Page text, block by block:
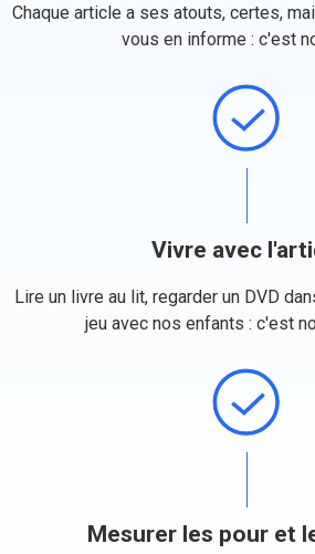
Chaque article a ses atouts, certes,
vous en informe : c'est
Vivre avec
Lire un livre au lit, regarder un DVD
jeu avec nos enfants : c'est
Mesurer les pour et